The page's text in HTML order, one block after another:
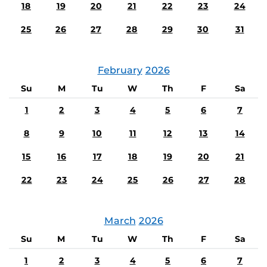
18 19 20 21 22 23 24
25 26 27 28 29 30 31
February 2026
Su M Tu W Th F
Sa
1
2 3 4 5 6 7
8 9 10 11 12 13 14
15 16 17 18 19 20 21
22 23 24 25 26 27 28
March 2026
Su M Tu W Th F
Sa
1
2 3 4 5 6 7